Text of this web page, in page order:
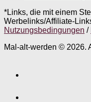
*Links, die mit einem
Werbelinks/Affiliate-
Nutzungsbedingungen /
Mal-alt-werden © 2026.